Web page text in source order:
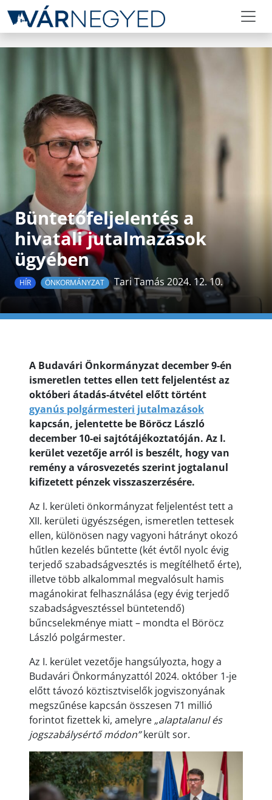
Büntetőfeljelentés a
hivatali jutalmazások
ügyében
HÍR ÖNKORMÁNYZAT Tari Tamás 2024. 12. 10.
A Budavári Önkormányzat december 9-én
ismeretlen tettes ellen tett feljelentést az
októberi átadás-átvétel előtt történt
gyanús polgármesteri jutalmazások
kapcsán, jelentette be Böröcz László
december 10-ei sajtótájékoztatóján. Az I.
kerület vezetője arról is beszélt, hogy van
remény a városvezetés szerint jogtalanul
kifizetett pénzek visszaszerzésére.
Az I. kerületi önkormányzat feljelentést tett a
XII. kerületi ügyészségen, ismeretlen tettesek
ellen, különösen nagy vagyoni hátrányt okozó
hűtlen kezelés bűntette (két évtől nyolc évig
terjedő szabadságvesztés is megítélhető érte),
illetve több alkalommal megvalósult hamis
magánokirat felhasználása (egy évig terjedő
szabadságvesztéssel büntetendő)
bűncselekménye miatt – mondta el Böröcz
László polgármester.
Az I. kerület vezetője hangsúlyozta, hogy a
Budavári Önkormányzattól 2024. október 1-je
előtt távozó köztisztviselők jogviszonyának
megszűnése kapcsán összesen 71 millió
forintot fizettek ki, amelyre „alaptalanul és
jogszabálysértő módon”került sor.